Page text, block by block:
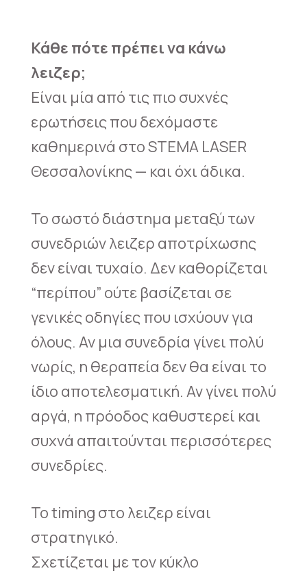
Κάθε πότε πρέπει να κάνω
λειζερ;
Είναι μία από τις πιο συχνές
ερωτήσεις που δεχόμαστε
καθημερινά στο STEMA LASER
Θεσσαλονίκης — και όχι άδικα.
Το σωστό διάστημα μεταξύ των
συνεδριών λειζερ αποτρίχωσης
δεν είναι τυχαίο. Δεν καθορίζεται
“περίπου” ούτε βασίζεται σε
γενικές οδηγίες που ισχύουν για
όλους. Αν μια συνεδρία γίνει πολύ
νωρίς, η θεραπεία δεν θα είναι το
ίδιο αποτελεσματική. Αν γίνει πολύ
αργά, η πρόοδος καθυστερεί και
συχνά απαιτούνται περισσότερες
συνεδρίες.
Το timing στο λειζερ είναι
στρατηγικό.
Σχετίζεται με τον κύκλο